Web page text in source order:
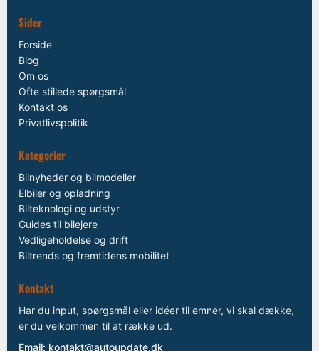
Sider
Forside
Blog
Om os
Ofte stillede spørgsmål
Kontakt os
Privatlivspolitik
Kategorier
Bilnyheder og bilmodeller
Elbiler og opladning
Bilteknologi og udstyr
Guides til bilejere
Vedligeholdelse og drift
Biltrends og fremtidens mobilitet
Kontakt
Har du input, spørgsmål eller idéer til emner, vi skal dække,
er du velkommen til at række ud.
Email: kontakt@autoupdate.dk